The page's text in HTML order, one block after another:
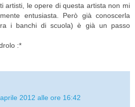
artisti, le opere di questa artista non mi
entusiasta. Però già conoscerla
i banchi di scuola) è già un passo
:*
2012 alle ore 16:42